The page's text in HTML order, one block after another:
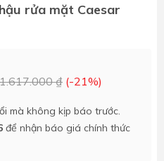
rửa mặt Caesar
1.617.000 ₫ (-21%)
mà không kịp báo trước.
để nhận báo giá chính thức